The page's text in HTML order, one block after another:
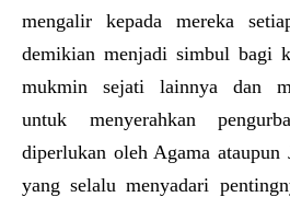
mengalir kepada mereka
demikian menjadi simbul bagi
mukmin sejati lainnya dan
untuk menyerahkan
diperlukan oleh Agama ataupun
yang selalu menyadari